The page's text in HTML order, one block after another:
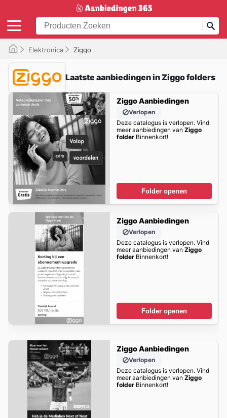
Elektronica Ziggo
Laatste aanbiedingen in Ziggo folders
Ziggo Aanbiedingen
Verlopen
Deze catalogus is verlopen. Vind
meer aanbiedingen van Ziggo
folderBinnenkort!
Folder openen
Ziggo Aanbiedingen
Verlopen
Deze catalogus is verlopen. Vind
meer aanbiedingen van Ziggo
folderBinnenkort!
Folder openen
Ziggo Aanbiedingen
Verlopen
Deze catalogus is verlopen. Vind
meer aanbiedingen van Ziggo
folderBinnenkort!